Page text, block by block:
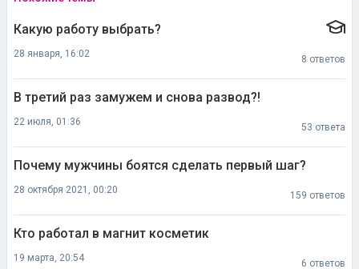
Какую работу выбрать?
28 января, 16:02
8 ответов
В третий раз замужем и снова развод?!
22 июля, 01:36
53 ответа
Почему мужчины боятся сделать первый шаг?
28 октября 2021, 00:20
159 ответов
Кто работал в магнит косметик
19 марта, 20:54
6 ответов